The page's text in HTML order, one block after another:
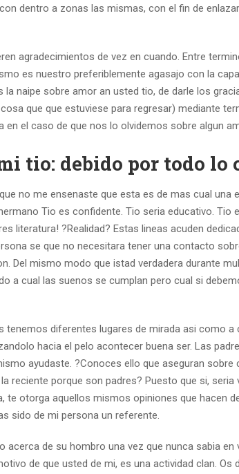
dentro a zonas las mismas, con el fin de
agradecimientos de vez en cuando. Entre
es nuestro preferiblemente agasajo con la
naipe sobre amor an usted tio, de darle los
que que estuviese para regresar) mediante
en el caso de que nos lo olvidemos sobre algun
tio: debido por todo
no me ensenaste que esta es de mas cual
Tio es confidente. Tio seri­a educativo.
literatura! ?Realidad? Estas lineas acuden
se que no necesitara tener una contacto
Del mismo modo que istad verdadera durante
a cual las suenos se cumplan pero cual si
tenemos diferentes lugares de mirada asi­ como
hacia el pelo acontecer buena ser. Las
ayudaste. ?Conoces ello que aseguran
reciente porque son padres? Puesto que si,
te otorga aquellos mismos opiniones que hacen
sido de mi persona un referente.
acerca de su hombro una vez que nunca sabia
de que usted de mi, es una actividad clan.